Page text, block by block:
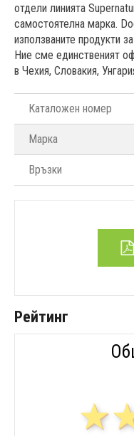
отдели линията
самостоятелна марка.
използваните продукти
Ние сме единственият
в Чехия, Словакия,
Каталожен номер
Марка
Връзки
Рейтинг